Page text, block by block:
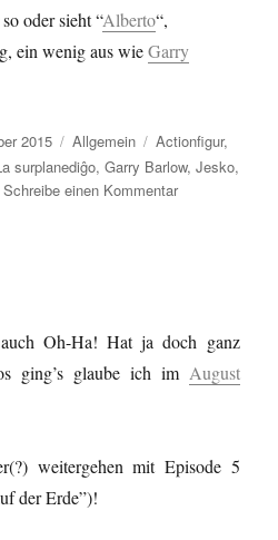
oder sieht “Alberto“,
ein wenig aus wieGarry
2015 Kategorien
Allgemein Schlagwörter
Actionfigur,
surplanediĝo,Garry Barlow,Jesko,
Schreibe einen Kommentarzu
Oh-Ha! Hat ja doch ganz
ging’s glaube ich im August
weitergehen mit Episode 5
der Erde”)!